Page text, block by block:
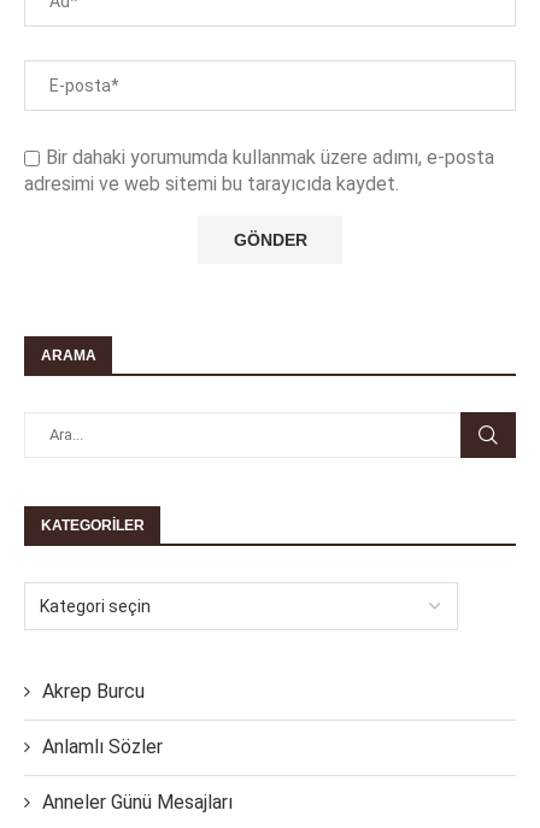
Bir dahaki yorumumda kullanmak üzere adımı, e-posta
adresimi ve web sitemi bu tarayıcıda kaydet.
ARAMA
KATEGORILER
Akrep Burcu
Anlamlı Sözler
Anneler Günü Mesajları